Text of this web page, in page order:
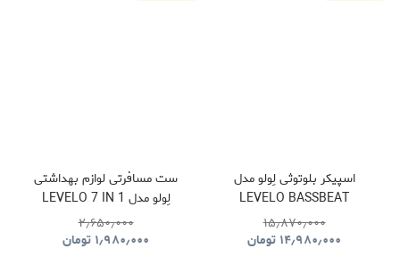
اسپیکر بلوتوثی لِولو مدل
LEVELO BASSBEAT
PORTABLE SPEAKER WITH
LED DISPLAY
۱۵٫۸۷۰٫۰۰۰
۱۴٫۹۸۰٫۰۰۰ تومان
ست مسافرتی لوازم بهداشتی
لِولو مدل LEVELO 7 IN 1
TRAVEL ESSENTIAL KIT
NOMAD
۲٫۶۵۰٫۰۰۰
۱٫۹۸۰٫۰۰۰ تومان